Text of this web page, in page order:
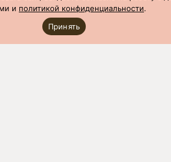
и политикой конфиденциальности.
Принять